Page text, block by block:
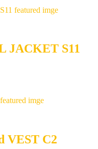
JACKET S11
VEST C2